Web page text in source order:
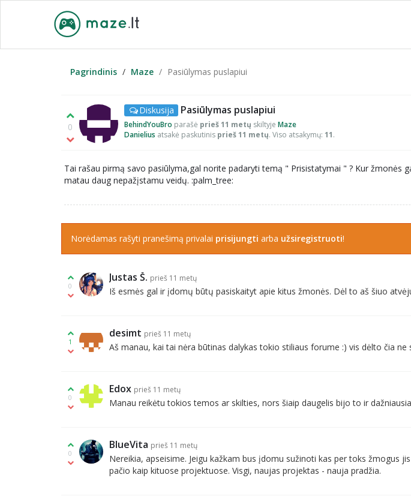
Pagrindinis Maze Pasiūlymas puslapiui
0
Diskusija Pasiūlymas puslapiui
BehindYouBro parašė prieš 11 metų skiltyje Maze
Danielius atsakė paskutinis prieš 11 metų. Viso atsakymų: 11.
Tai rašau pirmą savo pasiūlyma,gal norite padaryti temą " Prisistatymai " ? Kur žmonės
matau daug nepažįstamu veidų. :palm_tree:
Norėdamas rašyti pranešimą privalai prisijungti arba užsiregistruoti!
0
Justas Š. prieš 11 metų
Iš esmės gal ir įdomų būtų pasiskaityt apie kitus žmonės. Dėl to aš šiuo
1
desimt prieš 11 metų
Aš manau, kai tai nėra būtinas dalykas tokio stiliaus forume :) vis dėlto čia
0
Edox prieš 11 metų
Manau reikėtu tokios temos ar skilties, nors šiaip daugelis bijo to ir
0
BlueVita prieš 11 metų
Nereikia, apseisime. Jeigu kažkam bus įdomu sužinoti kas per toks žmogus
pačio kaip kituose projektuose. Visgi, naujas projektas - nauja pradžia.